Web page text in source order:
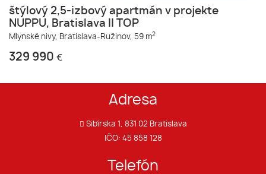
štýlový 2,5-izbový apartmán v projekte
NUPPU, Bratislava II TOP
Mlynské nivy, Bratislava-Ružinov, 59 m2
329 990 €
Adresa
Sibírska 1, 831 02 Bratislava
IČO: 45 858 128
Telefón